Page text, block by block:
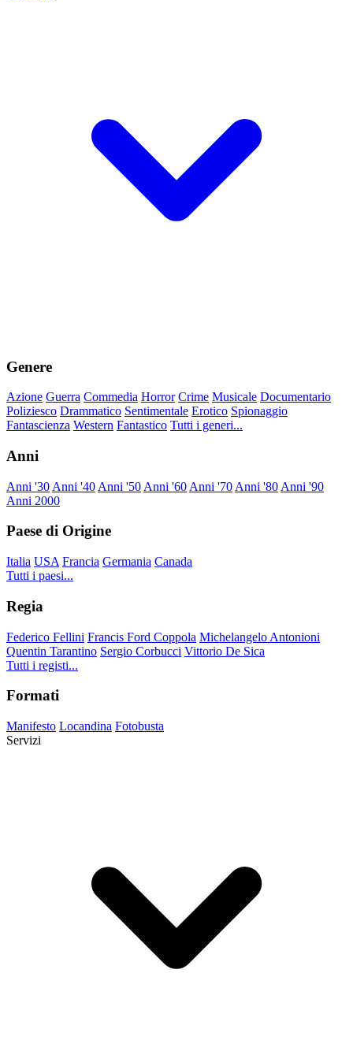
Genere
Azione Guerra Commedia Horror Crime Musicale Documentario
Poliziesco Drammatico Sentimentale Erotico Spionaggio
Fantascienza Western Fantastico Tutti i generi...
Anni
Anni '30 Anni '40 Anni '50 Anni '60 Anni '70 Anni '80 Anni '90
Anni 2000
Paese di Origine
Italia USA Francia Germania Canada
Tutti i paesi...
Regia
Federico Fellini Francis Ford Coppola Michelangelo Antonioni
Quentin Tarantino Sergio Corbucci Vittorio De Sica
Tutti i registi...
Formati
Manifesto Locandina Fotobusta
Servizi